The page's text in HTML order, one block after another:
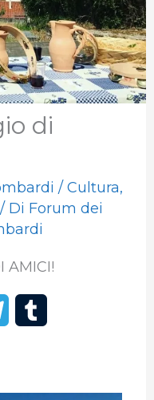
di
/ Cultura,
/ Di Forum dei
AMICI!